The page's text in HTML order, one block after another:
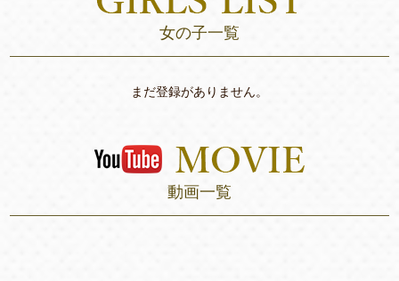
女の子一覧
まだ登録がありません。
動画一覧